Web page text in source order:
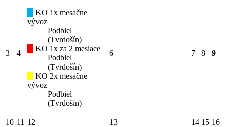
3 4
KO 1x mesačne
vývoz
Podbiel
(Tvrdošín)
KO 1x za 2 mesiace
Podbiel
(Tvrdošín)
KO 2x mesačne
vývoz
Podbiel
(Tvrdošín)
6 7 8 9
10 11 12 13 14 15 16